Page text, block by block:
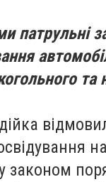
патрульні
та
законом